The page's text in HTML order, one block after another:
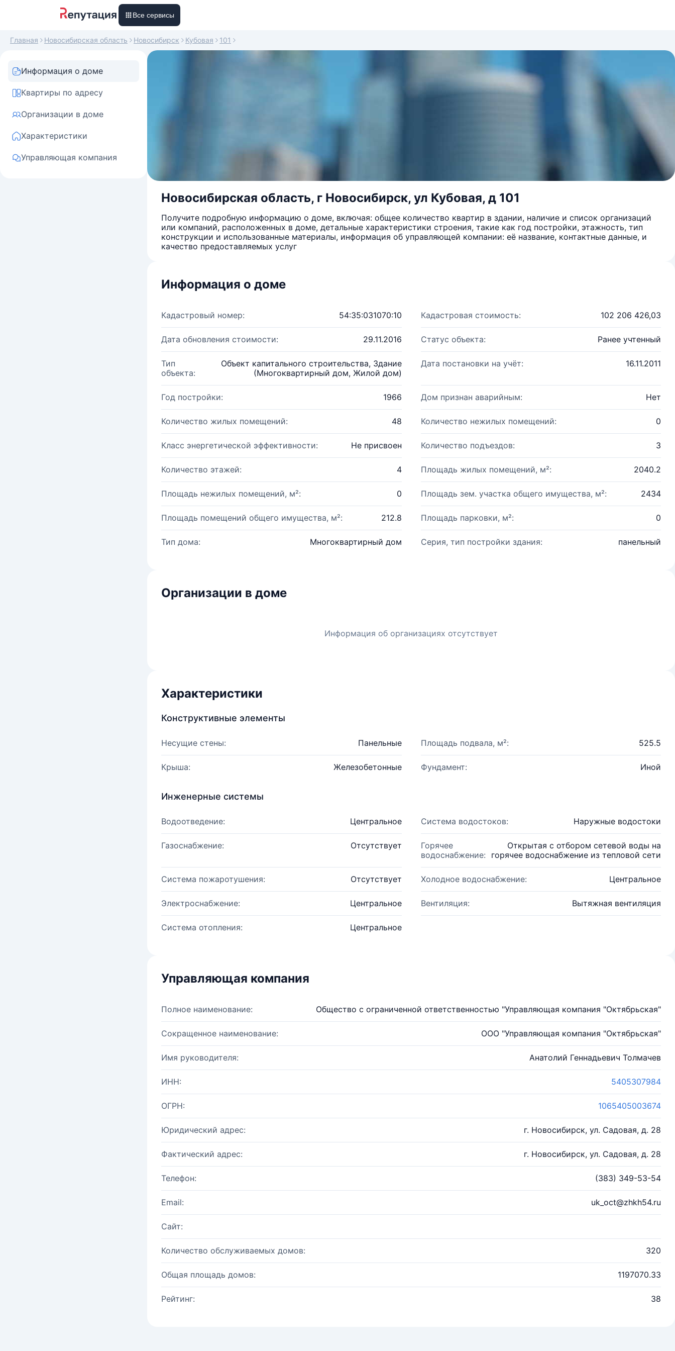
Все сервисы
Главная Новосибирская область Новосибирск Кубовая 101
Информация о доме
Квартиры по адресу
Организации в доме
Характеристики
Управляющая компания
Новосибирская область, г Новосибирск, ул Кубовая, д 101
Получите подробную информацию о доме, включая: общее количество квартир в здании, наличие и список организаций
или компаний, расположенных в доме, детальные характеристики строения, такие как год постройки, этажность, тип
конструкции и использованные материалы, информация об управляющей компании: её название, контактные данные, и
качество предоставляемых услуг
Информация о доме
Кадастровый номер: 54:35:031070:10 Кадастровая стоимость: 102 206 426,03
Дата обновления стоимости: 29.11.2016 Статус объекта: Ранее учтенный
Тип
объекта:
Объект капитального строительства, Здание
(Многоквартирный дом, Жилой дом)
Дата постановки на учёт: 16.11.2011
Год постройки: 1966 Дом признан аварийным: Нет
Количество жилых помещений: 48 Количество нежилых помещений: 0
Класс энергетической эффективности: Не присвоен Количество подъездов: 3
Количество этажей: 4 Площадь жилых помещений, м²: 2040.2
Площадь нежилых помещений, м²: 0 Площадь зем. участка общего имущества, м²: 2434
Площадь помещений общего имущества, м²: 212.8 Площадь парковки, м²: 0
Тип дома: Многоквартирный дом Серия, тип постройки здания: панельный
Организации в доме
Информация об организациях отсутствует
Характеристики
Конструктивные элементы
Несущие стены: Панельные Площадь подвала, м²: 525.5
Крыша: Железобетонные Фундамент: Иной
Инженерные системы
Водоотведение: Центральное Система водостоков: Наружные водостоки
Газоснабжение: Отсутствует
Горячее
водоснабжение:
Открытая с отбором сетевой воды на
горячее водоснабжение из тепловой сети
Система пожаротушения: Отсутствует Холодное водоснабжение: Центральное
Электроснабжение: Центральное Вентиляция: Вытяжная вентиляция
Система отопления: Центральное
Управляющая компания
Полное наименование: Общество с ограниченной ответственностью "Управляющая компания "Октябрьская"
Сокращенное наименование: ООО "Управляющая компания "Октябрьская"
Имя руководителя: Анатолий Геннадьевич Толмачев
ИНН: 5405307984
ОГРН: 1065405003674
Юридический адрес: г. Новосибирск, ул. Садовая, д. 28
Фактический адрес: г. Новосибирск, ул. Садовая, д. 28
Телефон: (383) 349-53-54
Email: uk_oct@zhkh54.ru
Сайт:
Количество обслуживаемых домов: 320
Общая площадь домов: 1197070.33
Рейтинг: 38